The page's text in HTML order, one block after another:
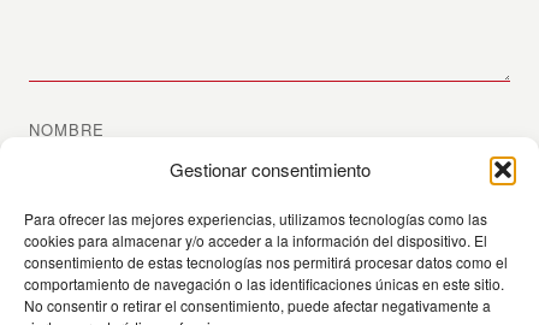
Gestionar consentimiento
Para ofrecer las mejores experiencias, utilizamos tecnologías como las
cookies para almacenar y/o acceder a la información del dispositivo. El
consentimiento de estas tecnologías nos permitirá procesar datos como el
comportamiento de navegación o las identificaciones únicas en este sitio.
No consentir o retirar el consentimiento, puede afectar negativamente a
NOMBRE
EMAIL (NO SE PUBLICARÁ)